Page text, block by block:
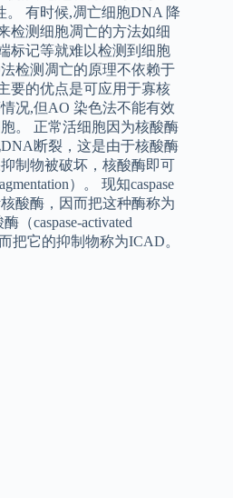
有时候,凋亡细胞DNA 降
检测细胞凋亡的方法如细
标记等就难以检测到细胞
检测凋亡的原理不依赖于
要的优点是可应用于寡核
况,但AO 染色法不能有效
。 正常活细胞因为核酸酶
断裂，这是由于核酸酶
制物被破坏，核酸酶即可
）。 现知caspase
酸酶，因而把这种酶称为
（caspase-activated
把它的抑制物称为ICAD。